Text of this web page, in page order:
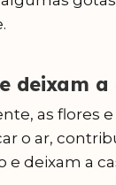
deixam a
as flores
o ar,
e deixam a